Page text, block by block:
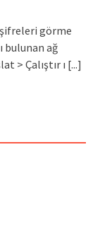
şifreleri görme
bulunan ağ
> Çalıştır ı [...]